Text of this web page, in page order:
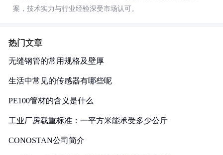
案，技术实力与行业经验深受市场认可。
热门文章
无缝钢管的常用规格及壁厚
生活中常见的传感器有哪些呢
PE100管材的含义是什么
工业厂房载重标准：一平方米能承受多少公斤
CONOSTAN公司简介